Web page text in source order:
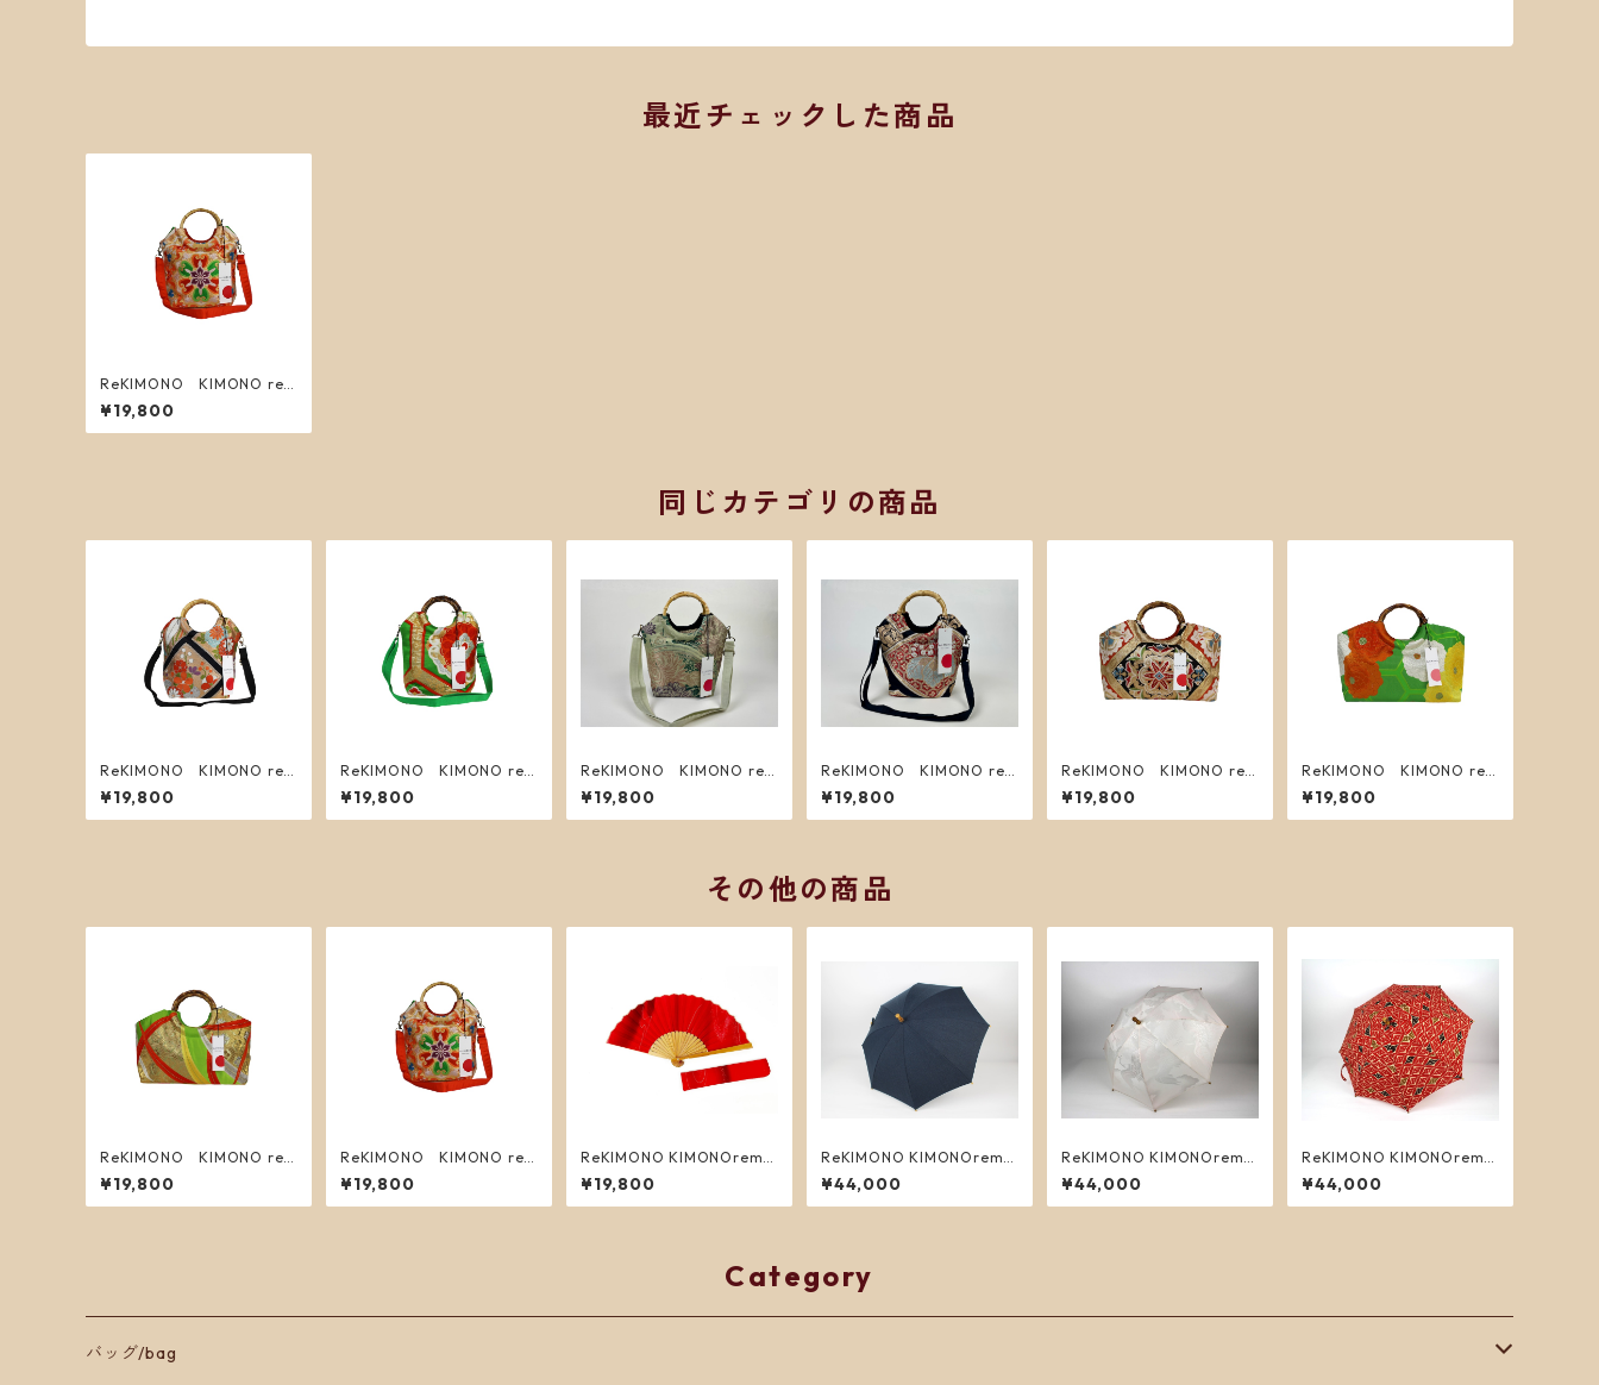
最近チェックした商品
ReKIMONO KIMONO re
makebag S 7
¥19,800
同じカテゴリの商品
ReKIMONO KIMONO re
makebag S 5
¥19,800
ReKIMONO KIMONO re
makebag S 6
¥19,800
ReKIMONO KIMONO re
makebag S ４
¥19,800
ReKIMONO KIMONO re
makebag S ３
¥19,800
ReKIMONO KIMONO re
makebag L 9
¥19,800
ReKIMONO KIMONO re
makebag L 8
¥19,800
その他の商品
ReKIMONO KIMONO re
makebag L 7
¥19,800
ReKIMONO KIMONO re
makebag S 7
¥19,800
ReKIMONO KIMONOrema
ke folding fan ４
¥19,800
ReKIMONO KIMONOrema
ke interior umbrella 5
¥44,000
ReKIMONO KIMONOrema
ke interior umbrella 2
¥44,000
ReKIMONO KIMONOrema
ke interior umbrella 4
¥44,000
Category
バッグ/bag